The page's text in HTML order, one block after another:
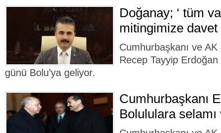
Doğanay; ‘ tüm
mitingimize davet
Cumhurbaşkanı ve
Recep Tayyip
günü Bolu’ya geliyor.
Cumhurbaşkanı
Bolululara selamı